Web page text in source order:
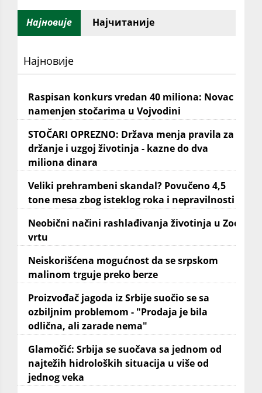
Најновије Најчитаније
Најновије
Raspisan konkurs vredan 40 miliona: Novac
namenjen stočarima u Vojvodini
STOČARI OPREZNO: Država menja pravila za
držanje i uzgoj životinja - kazne do dva
miliona dinara
Veliki prehrambeni skandal? Povučeno 4,5
tone mesa zbog isteklog roka i nepravilnosti
Neobični načini rashlađivanja životinja u Zoo
vrtu
Neiskorišćena mogućnost da se srpskom
malinom trguje preko berze
Proizvođač jagoda iz Srbije suočio se sa
ozbiljnim problemom - "Prodaja je bila
odlična, ali zarade nema"
Glamočić: Srbija se suočava sa jednom od
najtežih hidroloških situacija u više od
jednog veka